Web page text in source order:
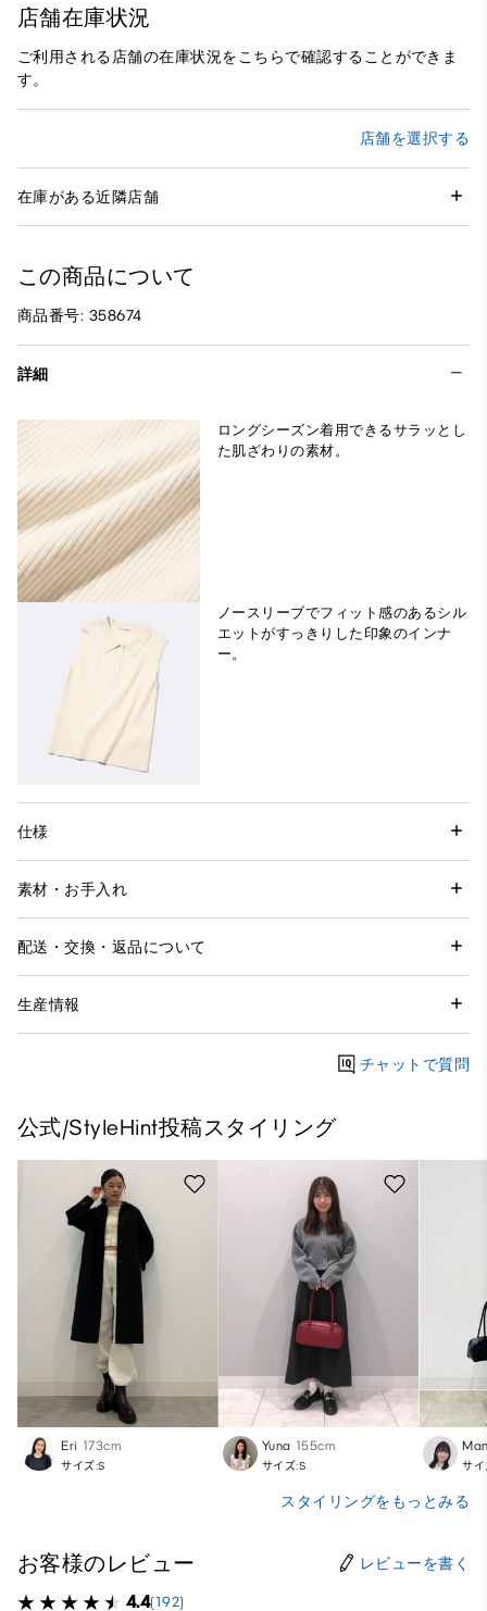
店舗在庫状況
ご利用される店舗の在庫状況をこちらで確認することができま
す。
店舗を選択する
在庫がある近隣店舗
この商品について
商品番号: 358674
詳細
ロングシーズン着用できるサラッとし
た肌ざわりの素材。
ノースリーブでフィット感のあるシル
エットがすっきりした印象のインナ
ー。
仕様
素材・お手入れ
配送・交換・返品について
生産情報
チャットで質問
公式/StyleHint投稿スタイリング
Eri 173cm
サイズ:S
Yuna 155cm
サイズ:S サ
スタイリングをもっとみる
お客様のレビュー レビューを書く
4.4(192)